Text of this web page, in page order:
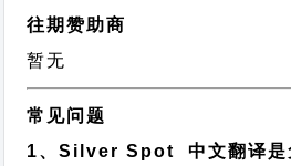
往期赞助商
暂无
常见问题
1、Silver Spot 中文翻译是